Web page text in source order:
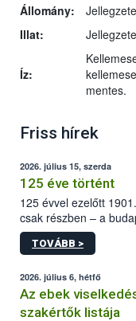
Állomány:
Illat:
Íz:
mentes.
Friss hírek
2026. július 15, szerda
125 éve történt
125 évvel ezelőtt
csak részben – a
állomás a Kis Rókus
tervezett új épületébe.
TOVÁBB >
2026. július 6, hétfő
Az ebek
szakértők listája